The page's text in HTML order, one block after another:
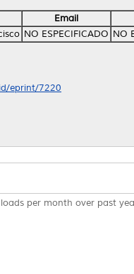
Email
NO ESPECIFICADO NO
eprint/7220
per month over past